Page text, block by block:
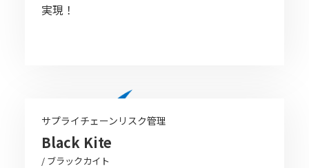
実現！
サプライチェーンリスク管理
Black Kite
/ ブラックカイト